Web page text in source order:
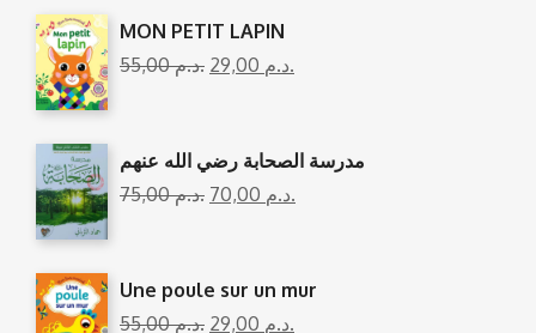
MON PETIT LAPIN
55,00
د.م. 29,00 د.م.
مدرسة الصحابة رضي الله عنهم
75,00
د.م. 70,00 د.م.
Une poule sur un mur
55,00
د.م. 29,00 د.م.